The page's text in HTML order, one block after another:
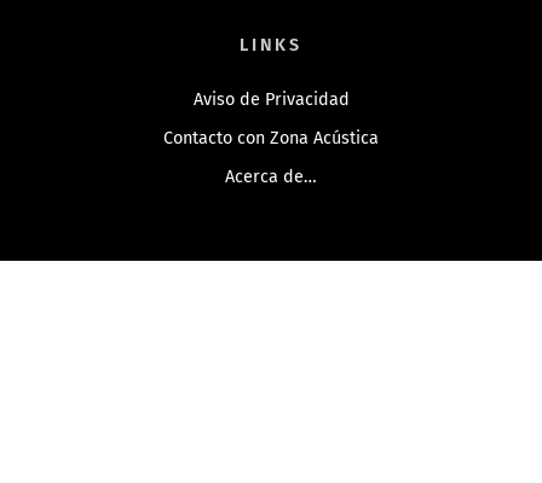
LINKS
Aviso de Privacidad
Contacto con Zona Acústica
Acerca de…